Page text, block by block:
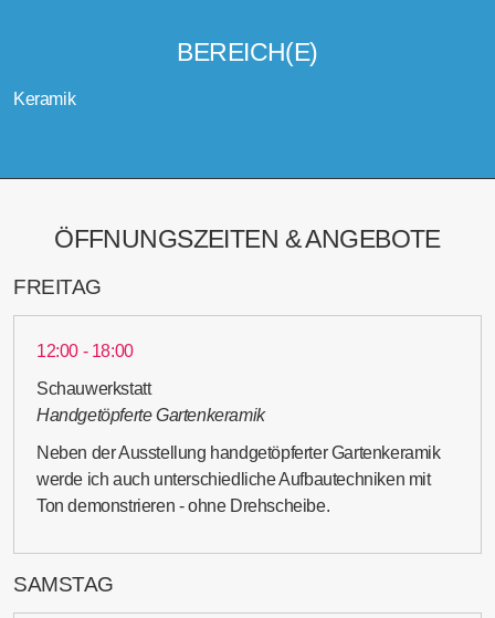
BEREICH(E)
Keramik
ÖFFNUNGSZEITEN & ANGEBOTE
FREITAG
12:00 - 18:00
Schauwerkstatt
Handgetöpferte Gartenkeramik
Neben der Ausstellung handgetöpferter Gartenkeramik
werde ich auch unterschiedliche Aufbautechniken mit
Ton demonstrieren - ohne Drehscheibe.
SAMSTAG